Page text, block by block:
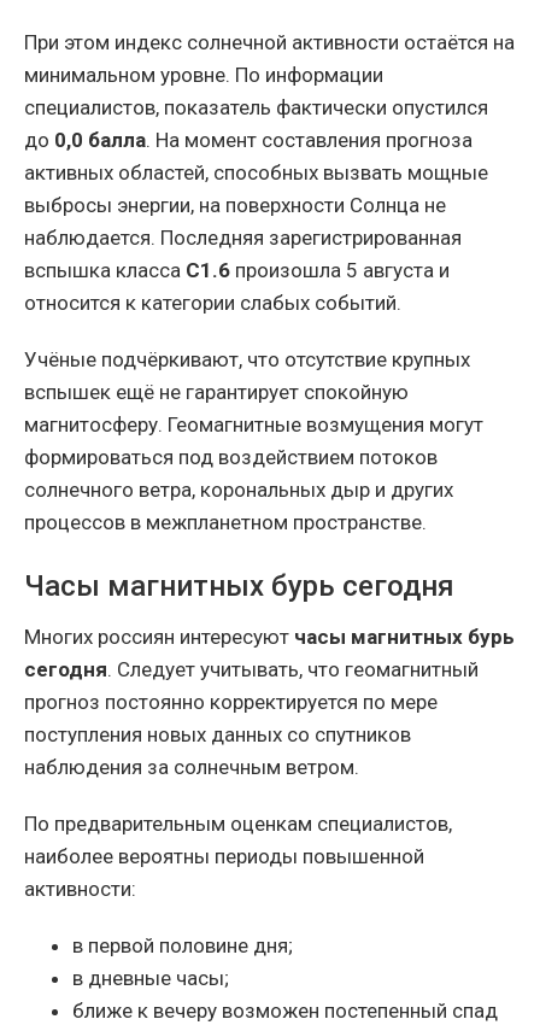
При этом индекс солнечной активности остаётся на
минимальном уровне. По информации
специалистов, показатель фактически опустился
до 0,0 балла. На момент составления прогноза
активных областей, способных вызвать мощные
выбросы энергии, на поверхности Солнца не
наблюдается. Последняя зарегистрированная
вспышка класса C1.6 произошла 5 августа и
относится к категории слабых событий.
Учёные подчёркивают, что отсутствие крупных
вспышек ещё не гарантирует спокойную
магнитосферу. Геомагнитные возмущения могут
формироваться под воздействием потоков
солнечного ветра, корональных дыр и других
процессов в межпланетном пространстве.
Часы магнитных бурь сегодня
Многих россиян интересуют часы магнитных бурь
сегодня. Следует учитывать, что геомагнитный
прогноз постоянно корректируется по мере
поступления новых данных со спутников
наблюдения за солнечным ветром.
По предварительным оценкам специалистов,
наиболее вероятны периоды повышенной
активности:
в первой половине дня;
в дневные часы;
ближе к вечеру возможен постепенный спад